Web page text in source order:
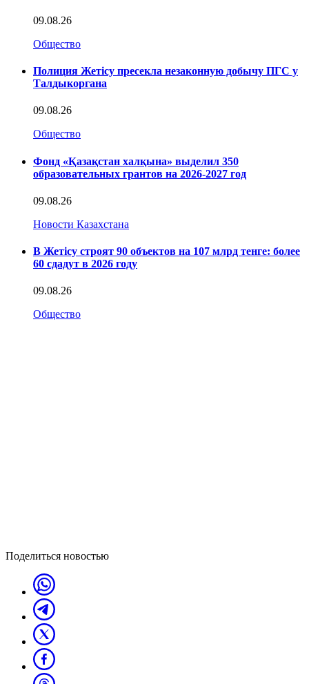
09.08.26
Общество
Полиция Жетісу пресекла незаконную добычу ПГС у
Талдыкоргана
09.08.26
Общество
Фонд «Қазақстан халқына» выделил 350
образовательных грантов на 2026-2027 год
09.08.26
Новости Казахстана
В Жетісу строят 90 объектов на 107 млрд тенге: более
60 сдадут в 2026 году
09.08.26
Общество
Поделиться новостью